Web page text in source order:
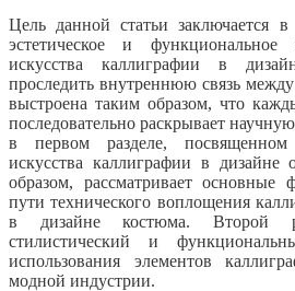
Цель данной статьи заключается
эстетическое и функциональное
искусства каллиграфии в
проследить внутреннюю связь
выстроена таким образом, что
последовательно раскрывает
в первом разделе,
искусства каллиграфии в дизайне
образом, рассматривает основные
пути технического воплощения
в дизайне костюма. Второй
стилистический и
использования элементов
модной индустрии.